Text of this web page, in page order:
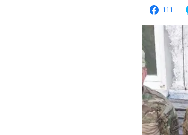
111